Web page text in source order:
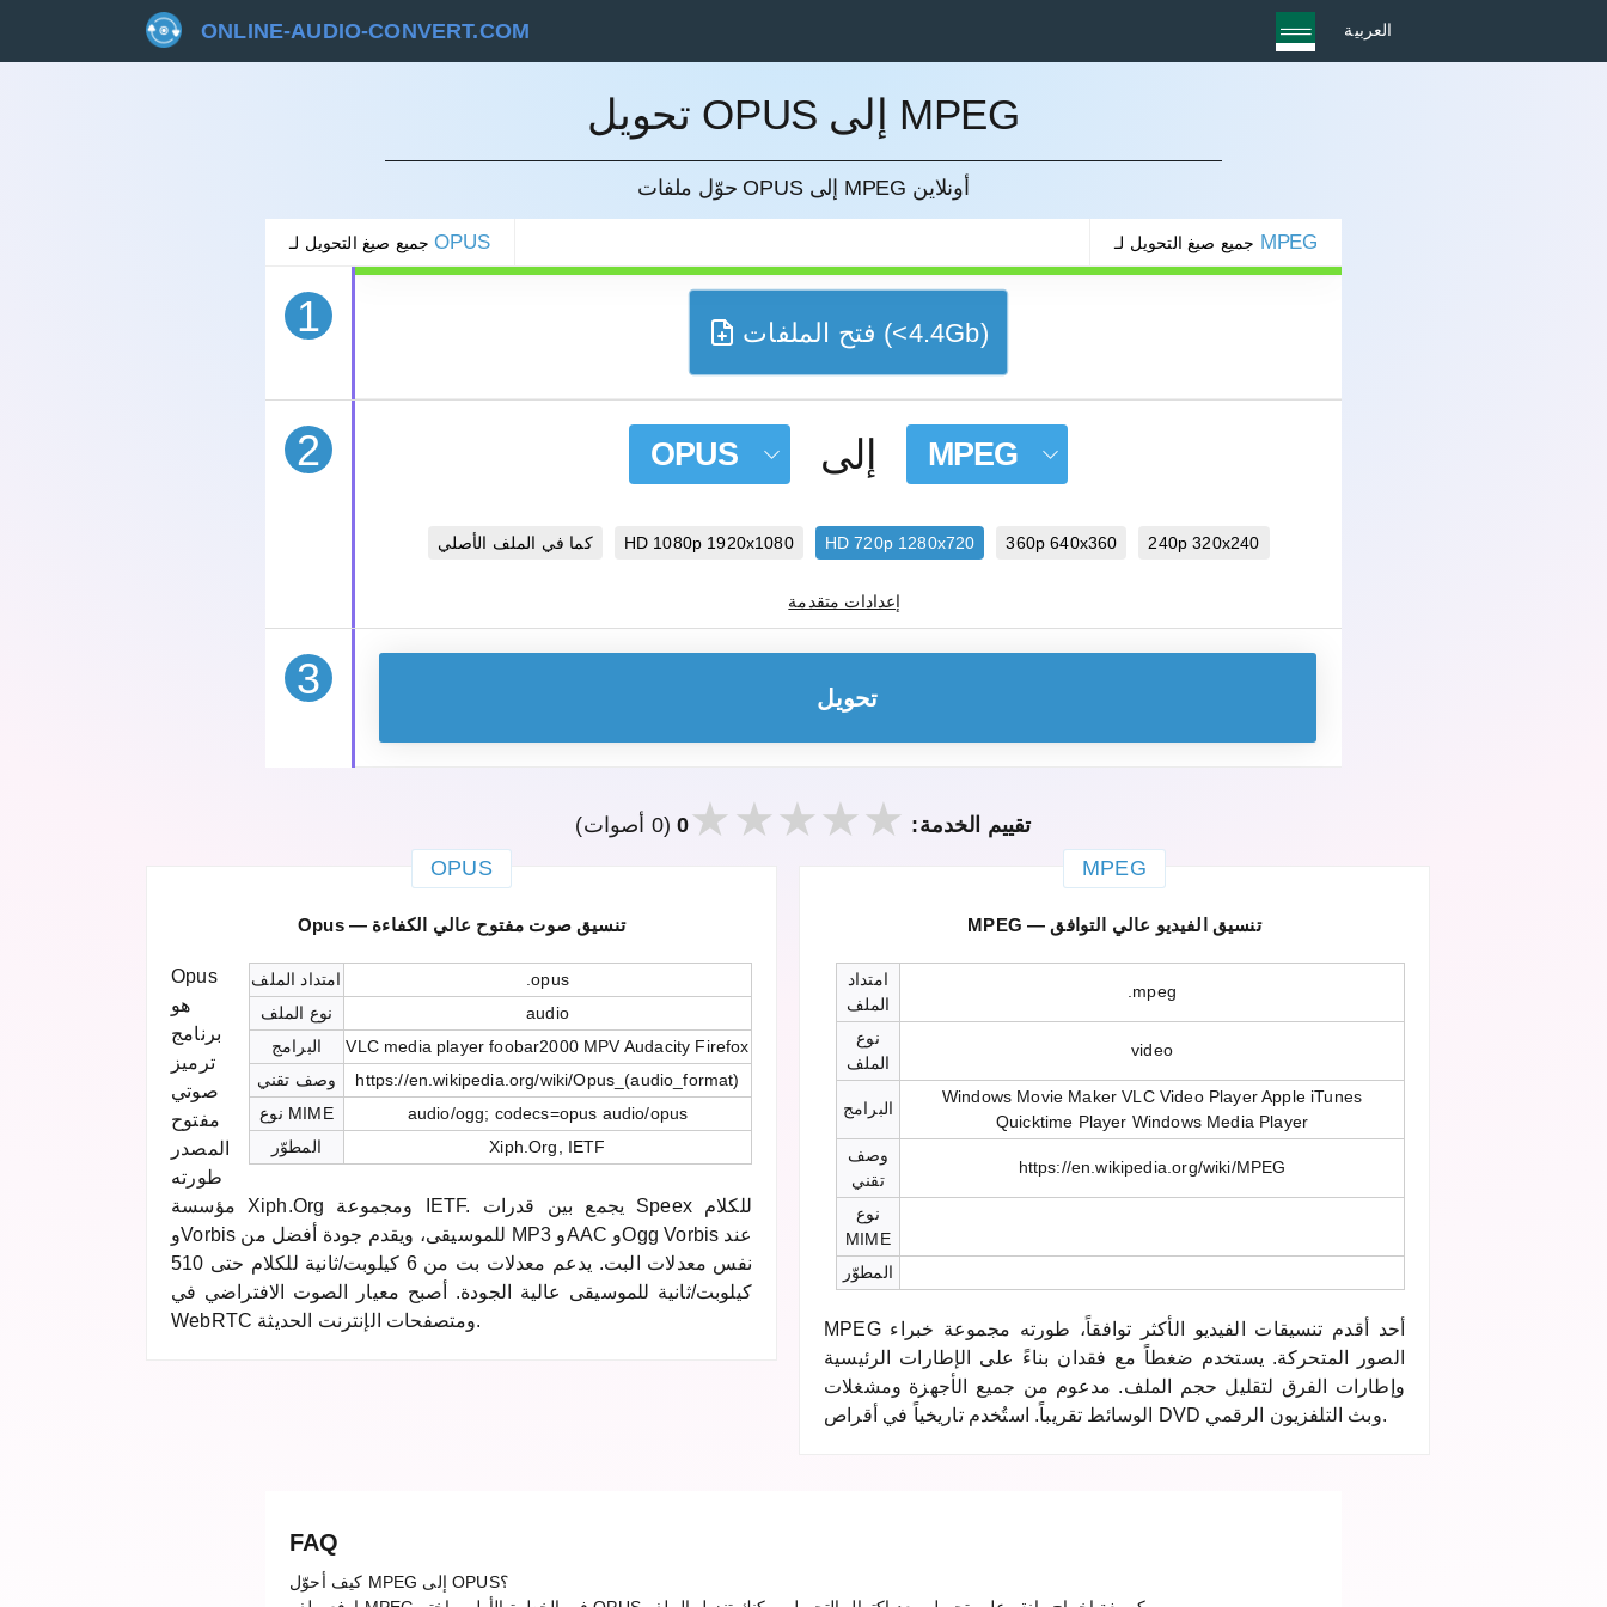
ONLINE-AUDIO-CONVERT.COM العربية
تحويل OPUS إلى MPEG
حوّل ملفات OPUS إلى MPEG أونلاين
جميع صيغ التحويل لـOPUS MPEG
1
إلغاء
فتح الملفات (<4.4Gb)
2 OPUS إلى MPEG
كما في الملف الأصلي HD 1080p 1920x1080 HD 720p 1280x720 360p 640x360 240p 320x240
إعدادات متقدمة
3 تحويل
تقييم الخدمة: 0(0 أصوات)
OPUS
Opus — تنسيق صوت مفتوح عالي الكفاءة
امتداد الملف
.opus
نوع الملف
audio
البرامج
VLC media player foobar2000 MPV Audacity Firefox
وصف تقني
https://en.wikipedia.org/wiki/Opus_(audio_format)
نوع MIME
audio/ogg; codecs=opus audio/opus
المطوّر
Xiph.Org, IETF
Opus
هو
برنامج
ترميز
صوتي
مفتوح
المصدر
طورته
مؤسسة Xiph.Org ومجموعة IETF. يجمع بين قدرات Speex للكلام
وVorbis للموسيقى، ويقدم جودة أفضل من MP3 وAAC وOgg Vorbis عند
نفس معدلات البت. يدعم معدلات بت من 6 كيلوبت/ثانية للكلام حتى 510
كيلوبت/ثانية للموسيقى عالية الجودة. أصبح معيار الصوت الافتراضي في
WebRTC ومتصفحات الإنترنت الحديثة.
MPEG
MPEG — تنسيق الفيديو عالي التوافق
امتداد
الملف
.mpeg
نوع
الملف
video
البرامج
Windows Movie Maker VLC Video Player Apple iTunes
Quicktime Player Windows Media Player
وصف
تقني
https://en.wikipedia.org/wiki/MPEG
نوع
MIME
المطوّر
MPEG أحد أقدم تنسيقات الفيديو الأكثر توافقاً، طورته مجموعة خبراء
الصور المتحركة. يستخدم ضغطاً مع فقدان بناءً على الإطارات الرئيسية
وإطارات الفرق لتقليل حجم الملف. مدعوم من جميع الأجهزة ومشغلات
الوسائط تقريباً. استُخدم تاريخياً في أقراص DVD وبث التلفزيون الرقمي.
FAQ
كيف أحوّل MPEG إلى OPUS؟